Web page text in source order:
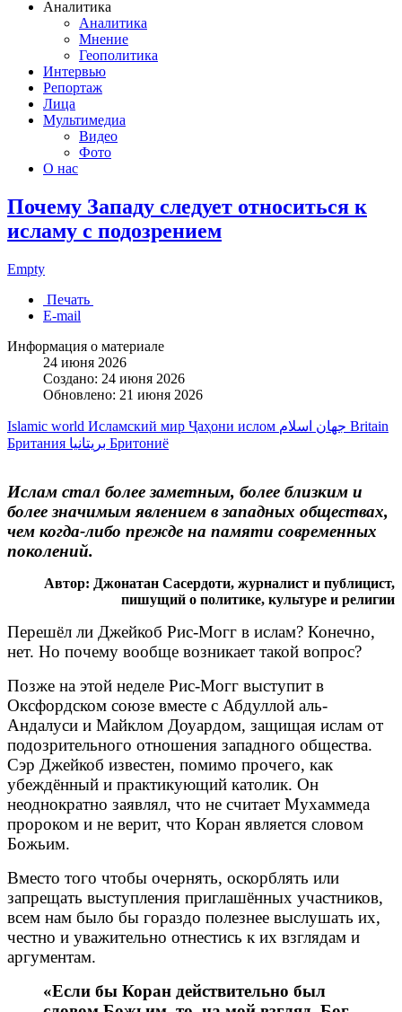
Аналитика
Аналитика
Мнение
Геополитика
Интервью
Репортаж
Лица
Мультимедиа
Видео
Фото
О нас
Почему Западу следует относиться к
исламу с подозрением
Empty
Печать
E-mail
Информация о материале
24 июня 2026
Создано: 24 июня 2026
Обновлено: 21 июня 2026
Islamic world Исламский мир Ҷаҳони ислом
Britain
Британия
Бритониё
Ислам стал более заметным, более близким и
более значимым явлением в западных обществах,
чем когда-либо прежде на памяти современных
поколений.
Автор: Джонатан Сасердоти, журналист и публицист,
пишущий о политике, культуре и религии
Перешёл ли Джейкоб Рис-Могг в ислам? Конечно,
нет. Но почему вообще возникает такой вопрос?
Позже на этой неделе Рис-Могг выступит в
Оксфордском союзе вместе с Абдуллой аль-
Андалуси и Майклом Доуардом, защищая ислам от
подозрительного отношения западного общества.
Сэр Джейкоб известен, помимо прочего, как
убеждённый и практикующий католик. Он
неоднократно заявлял, что не считает Мухаммеда
пророком и не верит, что Коран является словом
Божьим.
Вместо того чтобы очернять, оскорблять или
запрещать выступления приглашённых участников,
всем нам было бы гораздо полезнее выслушать их,
честно и уважительно отнестись к их взглядам и
аргументам.
«Если бы Коран действительно был